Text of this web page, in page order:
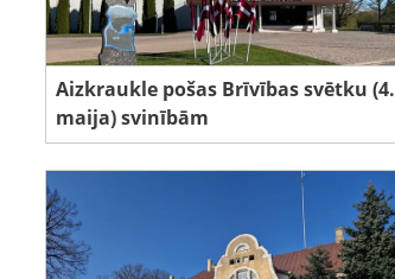
Aizkraukle pošas Brīvības svētku (4.
maija) svinībām